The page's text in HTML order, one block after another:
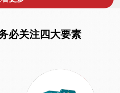
必关注四大要素